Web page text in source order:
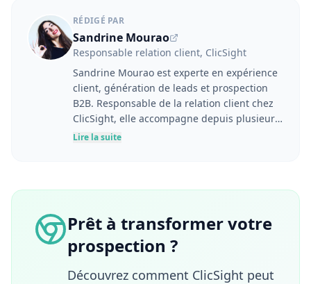
RÉDIGÉ PAR
Sandrine Mourao
Responsable relation client, ClicSight
Sandrine Mourao est experte en expérience
client, génération de leads et prospection
B2B. Responsable de la relation client chez
ClicSight, elle accompagne depuis plusieurs
années les entreprises dans l'optimisation
à la performance business. Son parcours
management, la communication, la vente
complexe et l'accompagnement de grands
comptes. Diplômée de l'ESSEC Business
School et également enseignante en e-
Lire la suite
Prêt à transformer votre
prospection ?
Découvrez comment ClicSight peut